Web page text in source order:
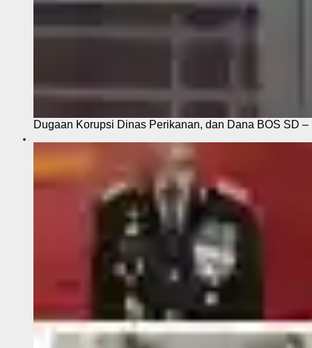
Dugaan Korupsi Dinas Perikanan, dan Dana BOS SD